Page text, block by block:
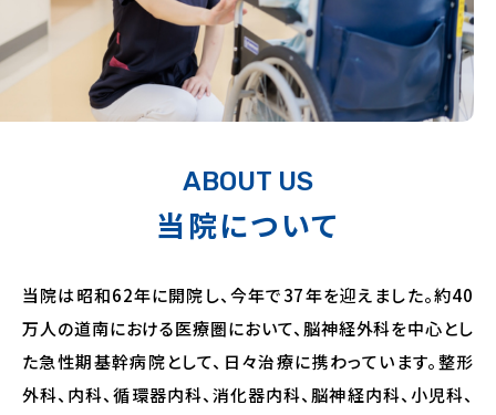
ABOUT US
当院について
当院は昭和62年に開院し、今年で37年を迎えました。約40
万人の道南における医療圏において、脳神経外科を中心とし
た急性期基幹病院として、日々治療に携わっています。整形
外科、内科、循環器内科、消化器内科、脳神経内科、小児科、